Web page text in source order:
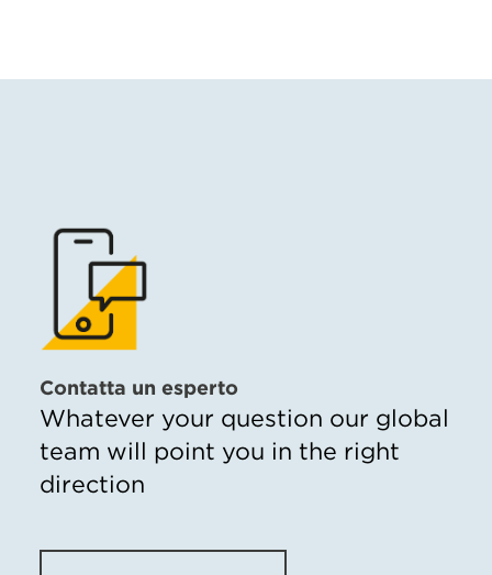
Contatta un esperto
Whatever your question our global
team will point you in the right
direction